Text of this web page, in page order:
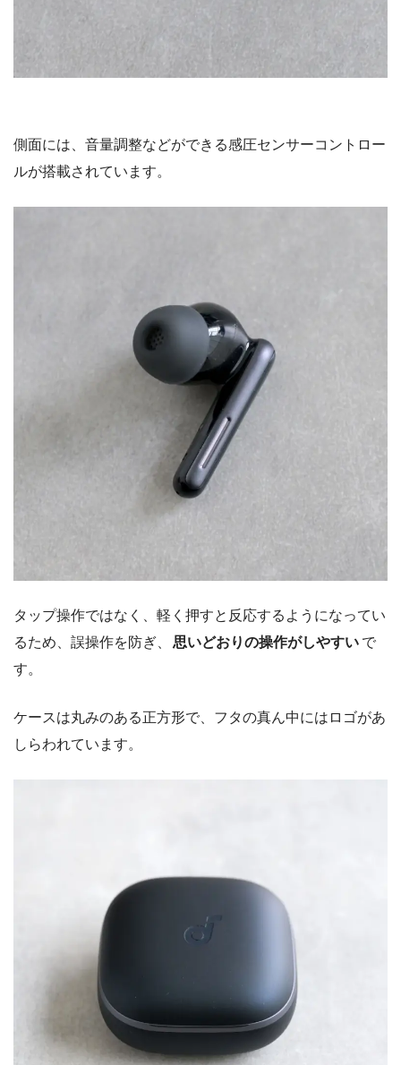
側面には、音量調整などができる感圧センサーコントロー
ルが搭載されています。
タップ操作ではなく、軽く押すと反応するようになってい
るため、誤操作を防ぎ、
思いどおりの操作がしやすい で
す。
ケースは丸みのある正方形で、フタの真ん中にはロゴがあ
しらわれています。